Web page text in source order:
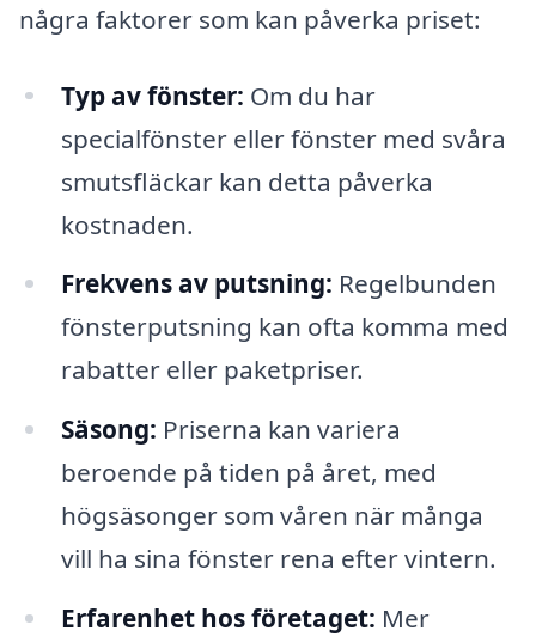
några faktorer som kan påverka priset:
Typ av fönster: Om du har
specialfönster eller fönster med svåra
smutsfläckar kan detta påverka
kostnaden.
Frekvens av putsning: Regelbunden
fönsterputsning kan ofta komma med
rabatter eller paketpriser.
Säsong: Priserna kan variera
beroende på tiden på året, med
högsäsonger som våren när många
vill ha sina fönster rena efter vintern.
Erfarenhet hos företaget: Mer